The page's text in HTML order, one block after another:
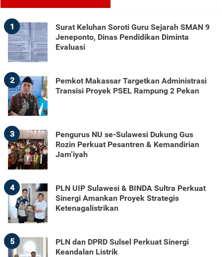
1
Surat Keluhan Soroti Guru Sejarah SMAN 9
Jeneponto, Dinas Pendidikan Diminta
Evaluasi
2
Pemkot Makassar Targetkan Administrasi
Transisi Proyek PSEL Rampung 2 Pekan
3
Pengurus NU se-Sulawesi Dukung Gus
Rozin Perkuat Pesantren & Kemandirian
Jam’iyah
4
PLN UIP Sulawesi & BINDA Sultra Perkuat
Sinergi Amankan Proyek Strategis
Ketenagalistrikan
5
PLN dan DPRD Sulsel Perkuat Sinergi
Keandalan Listrik